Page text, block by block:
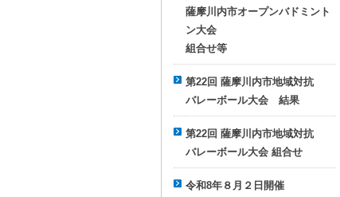
薩摩川内市オープンバドミント
ン大会
組合せ等
第22回 薩摩川内市地域対抗
バレーボール大会 結果
第22回 薩摩川内市地域対抗
バレーボール大会 組合せ
令和8年８月２日開催